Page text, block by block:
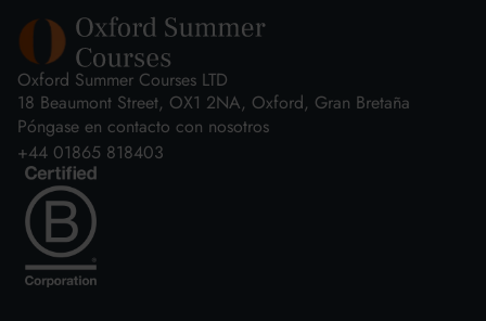
Oxford Summer Courses LTD
18 Beaumont Street, OX1 2NA, Oxford, Gran Bretaña
Póngase en contacto con nosotros
+44 01865 818403